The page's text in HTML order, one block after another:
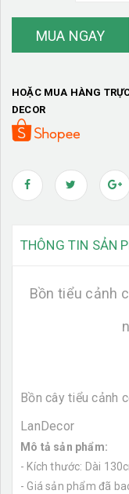
Tạo không gian xanh,
LanDecor - đơn vị cung
#cayhoagia,
MUA NGAY
HOẶC MUA HÀNG
DECOR
THÔNG TIN SẢN
Bồn tiểu cảnh
Bồn cây tiểu cảnh
LanDecor
Mô tả sản phẩm:
- Kích thước: Dài
- Giá sản phẩm đã